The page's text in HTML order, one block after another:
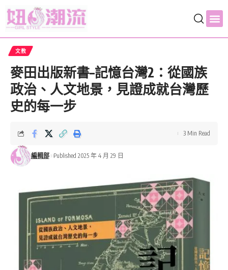
文教
麥田出版新書–記憶台灣2：從國族
政治、人文地景，見證成就台灣歷
史的每一步
編輯部 Published 2025 年 4 月 29 日
3 Min Read